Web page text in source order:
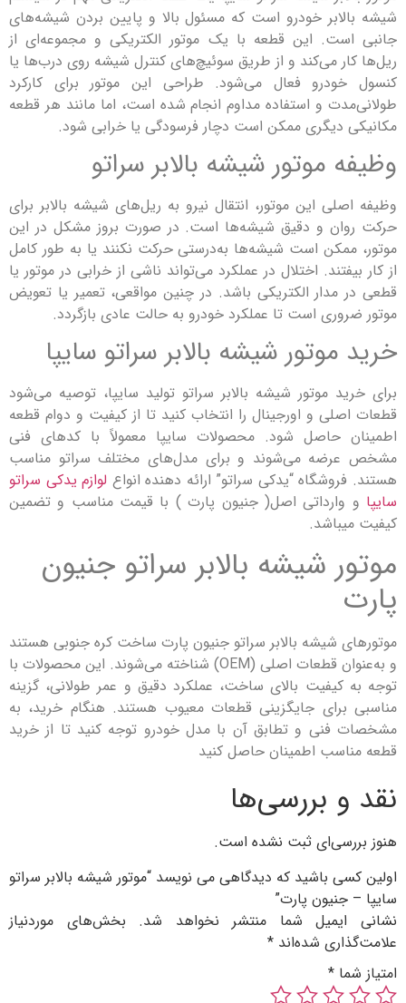
خودرو است که مسئول بالا و پایین بردن شیشه‌های
این قطعه با یک موتور الکتریکی و مجموعه‌ای از
می‌کند و از طریق سوئیچ‌های کنترل شیشه روی درب‌ها یا
فعال می‌شود. طراحی این موتور برای کارکرد
و استفاده مداوم انجام شده است، اما مانند هر قطعه
دیگری ممکن است دچار فرسودگی یا خرابی شود.
موتور شیشه بالابر سراتو
این موتور، انتقال نیرو به ریل‌های شیشه بالابر برای
و دقیق شیشه‌ها است. در صورت بروز مشکل در این
ممکن است شیشه‌ها به‌درستی حرکت نکنند یا به طور کامل
اختلال در عملکرد می‌تواند ناشی از خرابی در موتور یا
مدار الکتریکی باشد. در چنین مواقعی، تعمیر یا تعویض
است تا عملکرد خودرو به حالت عادی بازگردد.
شیشه بالابر سراتو سایپا
موتور شیشه بالابر سراتو تولید سایپا، توصیه می‌شود
و اورجینال را انتخاب کنید تا از کیفیت و دوام قطعه
حاصل شود. محصولات سایپا معمولاً با کدهای فنی
می‌شوند و برای مدل‌های مختلف سراتو مناسب
“یدکی سراتو” ارائه دهنده انواعلوازم یدکی سراتو
اصل( جنیون پارت ) با قیمت مناسب و تضمین
شیشه بالابر سراتو جنیون
شیشه بالابر سراتو جنیون پارت ساخت کره جنوبی هستند
و به‌عنوان قطعات اصلی (OEM) شناخته می‌شوند. این محصولات با
کیفیت بالای ساخت، عملکرد دقیق و عمر طولانی، گزینه
برای جایگزینی قطعات معیوب هستند. هنگام خرید، به
فنی و تطابق آن با مدل خودرو توجه کنید تا از خرید
اطمینان حاصل کنید
بررسی‌ها
ثبت نشده است.
باشید که دیدگاهی می نویسد “موتور شیشه بالابر سراتو
پارت”
شما منتشر نخواهد شد. بخش‌های موردنیاز
شده‌اند*
*